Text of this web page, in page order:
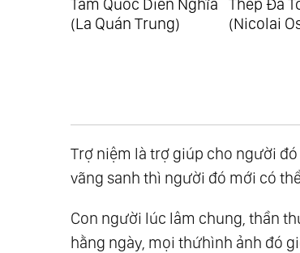
(La Quán Trung)
(Nicolai
Trợ niệm là trợ giúp cho người
vãng sanh thì người đó mới có
Con người lúc lâm chung, thần
hằng ngày, mọi thứhình ảnh đó